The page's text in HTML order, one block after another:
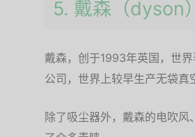
5. 戴森（dyson）
戴森，创于1993年英国，世
公司，世界上较早生产无袋真
除了吸尘器外，戴森的电吹